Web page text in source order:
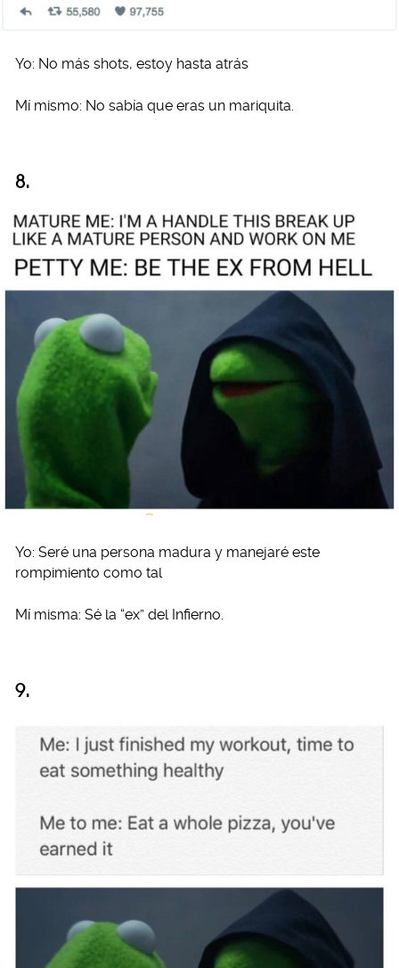
Yo: No más shots, estoy hasta atrás
Mí mismo: No sabía que eras un mariquita.
8.
Yo: Seré una persona madura y manejaré este
rompimiento como tal
Mí misma: Sé la “ex” del Infierno.
9.